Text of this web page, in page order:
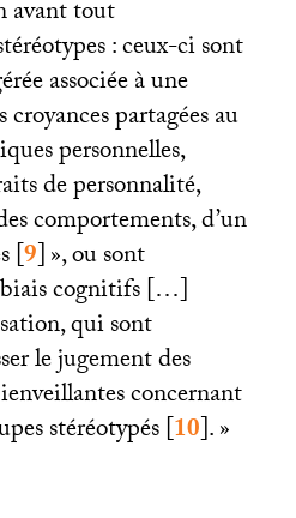
avant tout
: ceux-ci sont
associée à une
croyances partagées au
personnelles,
de personnalité,
comportements, d’un
[9]», ou sont
biais cognitifs […]
qui sont
le jugement des
concernant
stéréotypés[10].»